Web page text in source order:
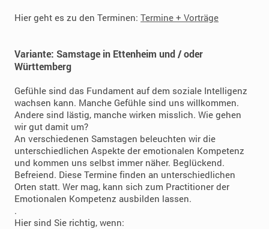
Hier geht es zu den Terminen: Termine + Vorträge
Variante: Samstage in Ettenheim und / oder
Württemberg
Gefühle sind das Fundament auf dem soziale Intelligenz
wachsen kann. Manche Gefühle sind uns willkommen.
Andere sind lästig, manche wirken misslich. Wie gehen
wir gut damit um?
An verschiedenen Samstagen beleuchten wir die
unterschiedlichen Aspekte der emotionalen Kompetenz
und kommen uns selbst immer näher. Beglückend.
Befreiend. Diese Termine finden an unterschiedlichen
Orten statt. Wer mag, kann sich zum Practitioner der
Emotionalen Kompetenz ausbilden lassen.
.
Hier sind Sie richtig, wenn: